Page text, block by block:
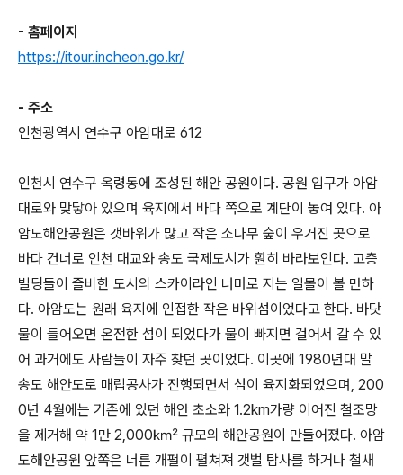
- 홈페이지
https://itour.incheon.go.kr/
- 주소
인천광역시 연수구 아암대로 612
인천시 연수구 옥령동에 조성된 해안 공원이다. 공원 입구가 아암
대로와 맞닿아 있으며 육지에서 바다 쪽으로 계단이 놓여 있다. 아
암도해안공원은 갯바위가 많고 작은 소나무 숲이 우거진 곳으로
바다 건너로 인천 대교와 송도 국제도시가 훤히 바라보인다. 고층
빌딩들이 즐비한 도시의 스카이라인 너머로 지는 일몰이 볼 만하
다. 아암도는 원래 육지에 인접한 작은 바위섬이었다고 한다. 바닷
물이 들어오면 온전한 섬이 되었다가 물이 빠지면 걸어서 갈 수 있
어 과거에도 사람들이 자주 찾던 곳이었다. 이곳에 1980년대 말
송도 해안도로 매립공사가 진행되면서 섬이 육지화되었으며, 200
0년 4월에는 기존에 있던 해안 초소와 1.2km가량 이어진 철조망
을 제거해 약 1만 2,000㎢ 규모의 해안공원이 만들어졌다. 아암
도해안공원 앞쪽은 너른 개펄이 펼쳐져 갯벌 탐사를 하거나 철새